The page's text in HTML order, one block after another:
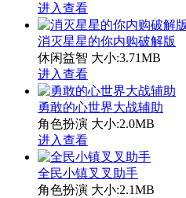
进入查看
消灭星星的你内购破解版
休闲益智 大小:3.71MB
进入查看
勇敢的心世界大战辅助
角色扮演 大小:2.0MB
进入查看
全民小镇叉叉助手
角色扮演 大小:2.1MB